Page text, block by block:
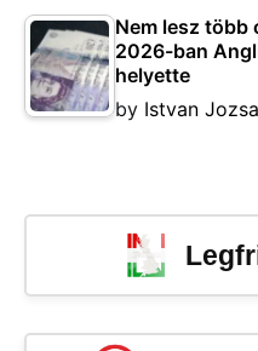
Nem lesz több
2026-ban
helyette
by Istvan Jozsa